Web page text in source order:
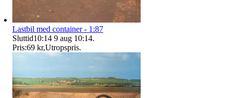
Lastbil med container - 1:87
Sluttid10:14 9 aug 10:14.
Pris:69 kr,Utropspris.